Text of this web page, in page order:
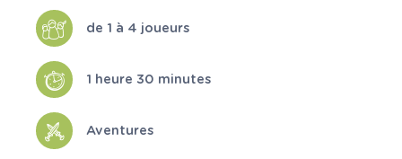
de 1 à 4 joueurs
1 heure 30 minutes
Aventures